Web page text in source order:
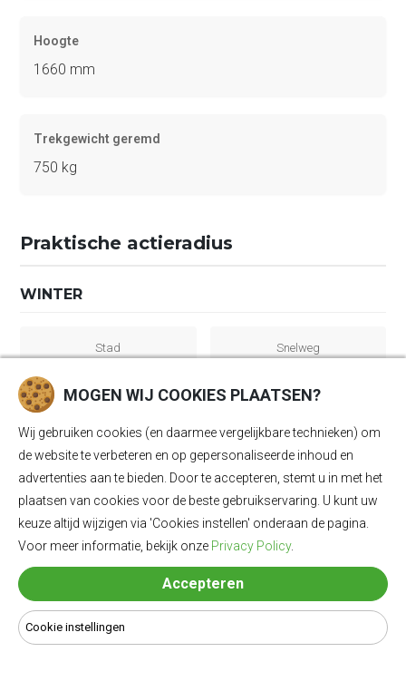
Hoogte
1660 mm
Trekgewicht geremd
750 kg
Praktische actieradius
WINTER
Stad Snelweg
Gecombineerd
220 km
ZOMER
Stad Snelweg
MOGEN WIJ COOKIES PLAATSEN?
Wij gebruiken cookies (en daarmee vergelijkbare technieken) om
de website te verbeteren en op gepersonaliseerde inhoud en
advertenties aan te bieden. Door te accepteren, stemt u in met het
plaatsen van cookies voor de beste gebruikservaring. U kunt uw
keuze altijd wijzigen via 'Cookies instellen' onderaan de pagina.
Voor meer informatie, bekijk onze Privacy Policy.
Accepteren
Cookie instellingen